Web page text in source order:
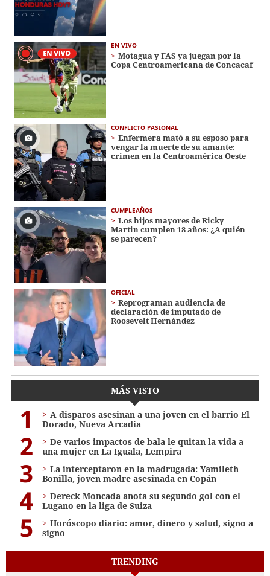
EN VIVO
Motagua y FAS ya juegan por la
Copa Centroamericana de Concacaf
CONFLICTO PASIONAL
Enfermera mató a su esposo para
vengar la muerte de su amante:
crimen en la Centroamérica Oeste
CUMPLEAÑOS
Los hijos mayores de Ricky
Martin cumplen 18 años: ¿A quién
se parecen?
OFICIAL
Reprograman audiencia de
declaración de imputado de
Roosevelt Hernández
MÁS VISTO
1
A disparos asesinan a una joven en el barrio El
Dorado, Nueva Arcadia
2
De varios impactos de bala le quitan la vida a
una mujer en La Iguala, Lempira
3
La interceptaron en la madrugada: Yamileth
Bonilla, joven madre asesinada en Copán
4
Dereck Moncada anota su segundo gol con el
Lugano en la liga de Suiza
5
Horóscopo diario: amor, dinero y salud, signo a
signo
TRENDING